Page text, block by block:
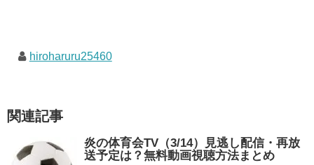
hiroharuru25460
関連記事
炎の体育会TV（3/14）見逃し配信・再放
送予定は？無料動画視聴方法まとめ